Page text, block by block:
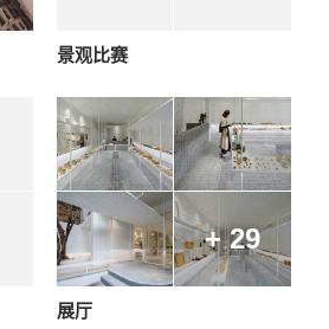
景观比赛
+ 29
展厅